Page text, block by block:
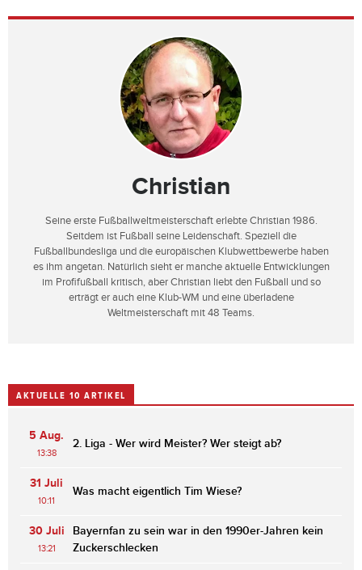
Christian
Seine erste Fußballweltmeisterschaft erlebte Christian 1986.
Seitdem ist Fußball seine Leidenschaft. Speziell die
Fußballbundesliga und die europäischen Klubwettbewerbe haben
es ihm angetan. Natürlich sieht er manche aktuelle Entwicklungen
im Profifußball kritisch, aber Christian liebt den Fußball und so
erträgt er auch eine Klub-WM und eine überladene
Weltmeisterschaft mit 48 Teams.
AKTUELLE 10 ARTIKEL
5 Aug.
13:38
2. Liga - Wer wird Meister? Wer steigt ab?
31 Juli
10:11
Was macht eigentlich Tim Wiese?
30 Juli
13:21
Bayernfan zu sein war in den 1990er-Jahren kein
Zuckerschlecken